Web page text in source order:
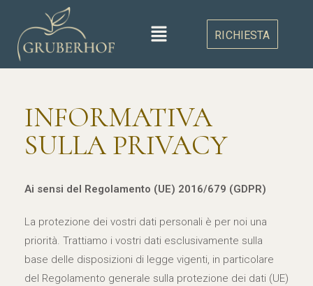
RICHIESTA
INFORMATIVA
SULLA PRIVACY
Ai sensi del Regolamento (UE) 2016/679 (GDPR)
La protezione dei vostri dati personali è per noi una
priorità. Trattiamo i vostri dati esclusivamente sulla
base delle disposizioni di legge vigenti, in particolare
del Regolamento generale sulla protezione dei dati (UE)